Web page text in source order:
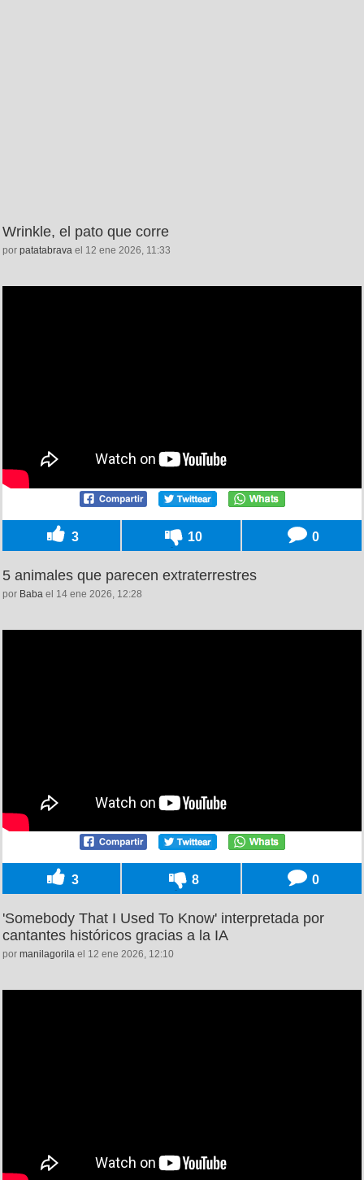
Wrinkle, el pato que corre
por patatabrava el 12 ene 2026, 11:33
3 10 0
5 animales que parecen extraterrestres
por Baba el 14 ene 2026, 12:28
3 8 0
'Somebody That I Used To Know' interpretada por
cantantes históricos gracias a la IA
por manilagorila el 12 ene 2026, 12:10